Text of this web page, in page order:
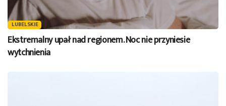
LUBELSKIE
Ekstremalny upał nad regionem. Noc nie przyniesie
wytchnienia